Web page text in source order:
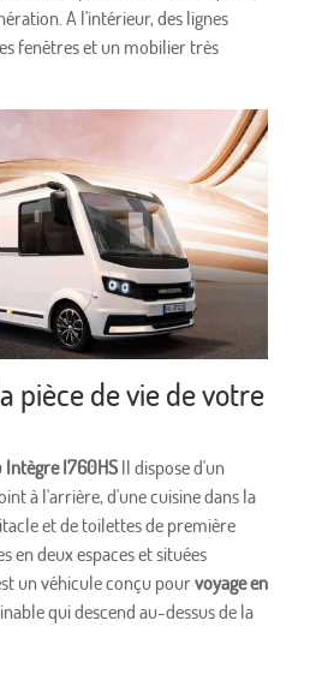
A l'intérieur, des lignes
fenêtres et un mobilier très
pièce de vie de votre
Intègre I760HSIl dispose d'un
à l'arrière, d'une cuisine dans la
et de toilettes de première
en deux espaces et situées
un véhicule conçu pourvoyage en
qui descend au-dessus de la